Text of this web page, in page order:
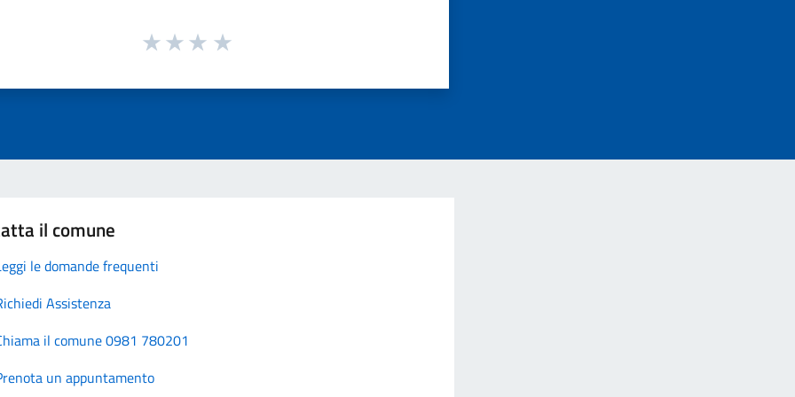
il comune
le domande frequenti
Assistenza
il comune 0981 780201
un appuntamento